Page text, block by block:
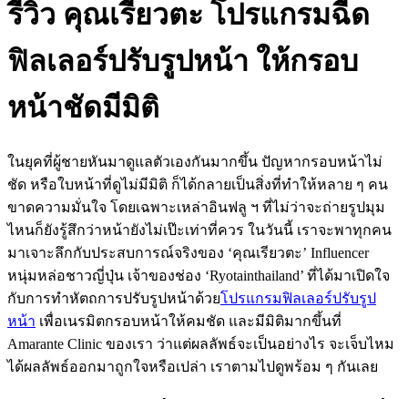
รีวิว คุณเรียวตะ โปรแกรมฉีด
ฟิลเลอร์ปรับรูปหน้า ให้กรอบ
หน้าชัดมีมิติ
ในยุคที่ผู้ชายหันมาดูแลตัวเองกันมากขึ้น ปัญหากรอบหน้าไม่
ชัด หรือใบหน้าที่ดูไม่มีมิติ ก็ได้กลายเป็นสิ่งที่ทำให้หลาย ๆ คน
ขาดความมั่นใจ โดยเฉพาะเหล่าอินฟลู ฯ ที่ไม่ว่าจะถ่ายรูปมุม
ไหนก็ยังรู้สึกว่าหน้ายังไม่เป๊ะเท่าที่ควร ในวันนี้ เราจะพาทุกคน
มาเจาะลึกกับประสบการณ์จริงของ ‘คุณเรียวตะ’ Influencer
หนุ่มหล่อชาวญี่ปุ่น เจ้าของช่อง ‘Ryotainthailand’ ที่ได้มาเปิดใจ
กับการทำหัตถการปรับรูปหน้าด้วยโปรแกรมฟิลเลอร์ปรับรูป
หน้า เพื่อเนรมิตกรอบหน้าให้คมชัด และมีมิติมากขึ้นที่
Amarante Clinic ของเรา ว่าแต่ผลลัพธ์จะเป็นอย่างไร จะเจ็บไหม
ได้ผลลัพธ์ออกมาถูกใจหรือเปล่า เราตามไปดูพร้อม ๆ กันเลย